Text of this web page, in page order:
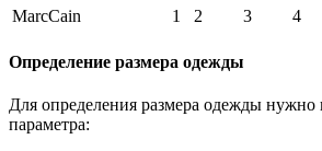
MarcCain
1 2 3 4
Определение размера одежды
Для определения размера одежды нужно
параметра: